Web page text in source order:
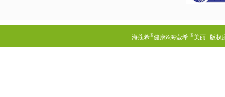
海蔻希®健康&海蔻希 ®美丽 版权